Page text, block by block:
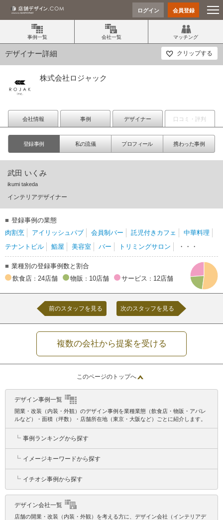
ログイン 会員登録
事例一覧 会社一覧 マッチング
デザイナー詳細 クリップする
株式会社ロジャック
会社情報 事例 デザイナー 口コミ・評判
登録事例 私の流儀 プロフィール 携わった事例
武田 いくみ
ikumi takeda
インテリアデザイナー
登録事例の業態
肉割烹
アイリッシュパブ 会員制バー 託児付きカフェ
中華料理
テナントビル
鮨屋 美容室 バー トリミングサロン ・・・
業種別の登録事例数と割合
飲食店 ： 24店舗 物販 ： 10店舗 サービス ： 12店舗
前のスタッフを見る 次のスタッフを見る
複数の会社から提案を受ける
このページのトップへ
デザイン事例一覧
開業・改装（内装・外観）のデザイン事例を業種業態（飲食店・物販・アパレ
ルなど）・面積（坪数）・店舗所在地（東京・大阪など）ごとに紹介します。
┗ 事例ランキングから探す
┗ イメージキーワードから探す
┗ イチオシ事例から探す
デザイン会社一覧
店舗の開業・改装（内装・外観）を考える方に、デザイン会社（インテリアデ